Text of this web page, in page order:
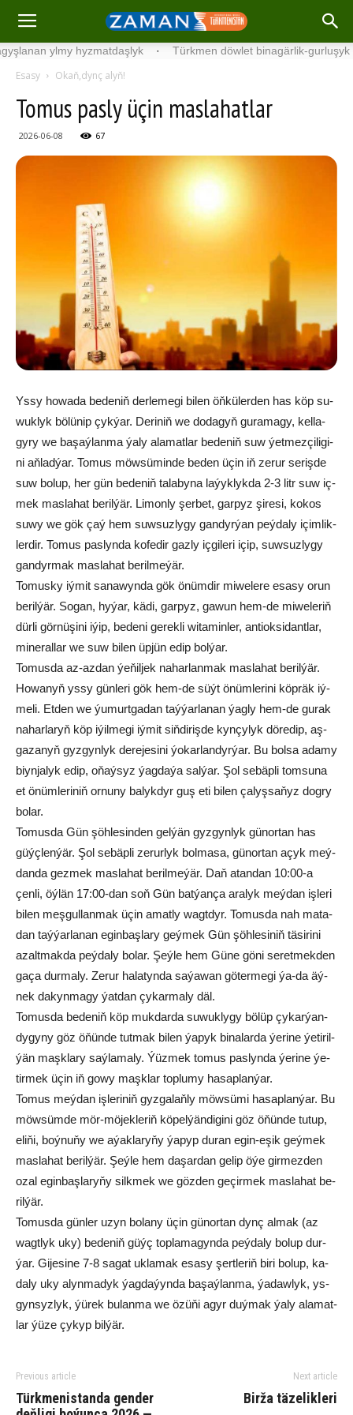
ylmy hyzmatdaşlyk · Türkmen döwlet binagärlik-gurluşyk
Esasy Okaň,dynç alyň!
To­mus pasly üçin mas­la­hat­lar
2026-06-08 67
Ys­sy ho­wa­da be­de­niň der­le­me­gi bi­len öň­kü­ler­den has köp su­
wuk­lyk bö­lü­nip çyk­ýar. De­ri­niň we do­da­gyň gu­ra­ma­gy, kel­la­
gy­ry we ba­şaý­lan­ma ýa­ly ala­mat­lar be­de­niň suw ýet­mez­çi­li­gi­
ni aň­lad­ýar. To­mus möw­sü­min­de be­den üçin iň ze­rur se­riş­de
suw bo­lup, her gün be­de­niň ta­la­by­na la­ýyk­lyk­da 2-3 litr suw iç­
mek mas­la­hat be­ril­ýär. Li­mon­ly şer­bet, gar­pyz şi­re­si, ko­kos
su­wy we gök çaý hem suw­suz­ly­gy gan­dyr­ýan peý­da­ly içim­lik­
ler­dir. To­mus pas­lyn­da ko­fe­dir gaz­ly içgi­le­ri içip, suw­suz­ly­gy
gan­dyr­mak mas­la­hat be­ril­me­ýär.
To­mus­ky iý­mit sa­na­wyn­da gök önüm­dir mi­we­le­re esa­sy orun
be­ril­ýär. So­gan, hy­ýar, kä­di, gar­pyz, ga­wun hem-de mi­we­le­riň
dür­li gör­nü­şi­ni iýip, be­de­ni ge­rek­li wi­ta­min­ler, an­ti­ok­si­dant­lar,
mi­ne­ral­lar we suw bi­len üp­jün edip bol­ýar.
To­mus­da az-az­dan ýe­ňil­jek na­har­lan­mak mas­la­hat be­ril­ýär.
Ho­wa­nyň ys­sy gün­le­ri gök hem-de süýt önüm­le­ri­ni köp­räk iý­
me­li. Et­den we ýu­murt­ga­dan taý­ýar­la­nan ýag­ly hem-de gu­rak
na­har­la­ryň köp iýil­me­gi iý­mit siň­di­riş­de kyn­çy­lyk dö­re­dip, aş­
ga­za­nyň gyz­gyn­lyk de­re­je­si­ni ýo­kar­lan­dyr­ýar. Bu bol­sa ada­my
bi­yn­ja­lyk edip, oňaý­syz ýag­da­ýa sal­ýar. Şol se­bäp­li tom­su­na
et önüm­le­ri­niň or­nu­ny ba­lyk­dyr guş eti bi­len çalyşsaňyz dogry
bolar.
Tomusda Gün şöh­le­sin­den gel­ýän gyz­gyn­lyk gü­nor­tan has
güýç­len­ýär. Şol se­bäp­li zerurlyk bol­ma­sa, gü­nor­ta­n açyk meý­
dan­da gez­mek mas­la­hat be­ril­me­ýär. Daň atan­dan 10:00-a
çen­li, öý­län 17:00-dan soň Gün bat­ýan­ça ara­lyk meý­dan iş­le­ri
bi­len meş­gul­lan­mak üçin amatly wag­t­dyr. To­mus­da nah ma­ta­
dan taý­ýar­la­nan egin­baş­la­ry geý­mek Gün şöh­le­si­niň tä­si­ri­ni
azalt­mak­da peý­da­ly bo­lar. Şeý­le hem Gü­ne gö­ni se­ret­mek­den
ga­ça dur­ma­ly. Ze­rur ha­la­tyn­da sa­ýa­wan gö­ter­me­gi ýa-da äý­
nek da­kyn­ma­gy ýat­dan çy­kar­ma­ly däl.
To­mus­da be­de­niň köp muk­dar­da su­wuk­ly­gy bö­lüp çy­kar­ýan­
dy­gy­ny göz öňün­de tut­mak bi­len ýa­pyk bi­na­lar­da ýe­ri­ne ýe­ti­ril­
ýän maşk­la­ry saý­la­ma­ly. Ýüz­mek to­mus pas­lyn­da ýe­ri­ne ýe­
tir­mek üçin iň go­wy maşk­lar top­lu­my ha­sap­lan­ýar.
To­mus meý­dan iş­le­ri­niň gyz­ga­laň­ly möw­sü­mi ha­sap­lan­ýar. Bu
möw­süm­de mör-mö­jek­le­riň kö­pel­ýän­di­gi­ni göz öňün­de tutup,
eli­ňi, boý­nu­ňy we aýak­la­ry­ňy ýa­pyp du­ran egin-eşik geý­mek
mas­la­hat be­ril­ýär. Şeý­le hem da­şar­dan ge­lip öýe gir­mez­den
ozal egin­baş­la­ry­ňy silk­mek we göz­den ge­çir­mek mas­la­hat be­
ril­ýär.
To­mus­da gün­ler uzyn bo­la­ny üçin gü­nor­ta­n dynç al­mak (az
wagt­lyk uky) be­de­niň güýç top­la­ma­gynda peý­da­ly bo­lup dur­
ýar. Gi­je­si­ne 7-8 sa­gat uk­la­mak esa­sy şert­le­riň bi­ri bo­lup, ka­
da­ly uky alyn­ma­dyk ýag­da­ýyn­da ba­şaý­lan­ma, ýa­daw­lyk, ys­
gyn­syz­lyk, ýü­rek bu­lan­ma we özü­ňi agyr duý­mak ýa­ly ala­mat­
lar ýü­ze çykyp bilýär.
Previous article
Türkmenistanda gender
Next article
Birža täzelikleri